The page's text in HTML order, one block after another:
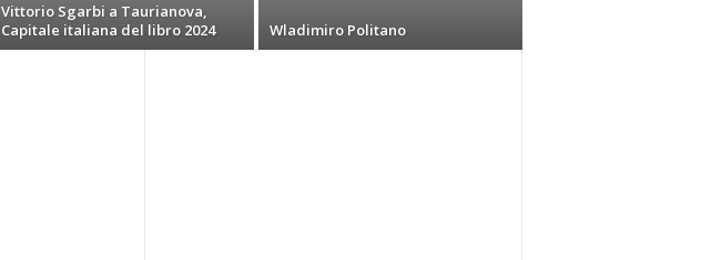
Vittorio Sgarbi a Taurianova,
Capitale italiana del libro 2024
Wladimiro Politano